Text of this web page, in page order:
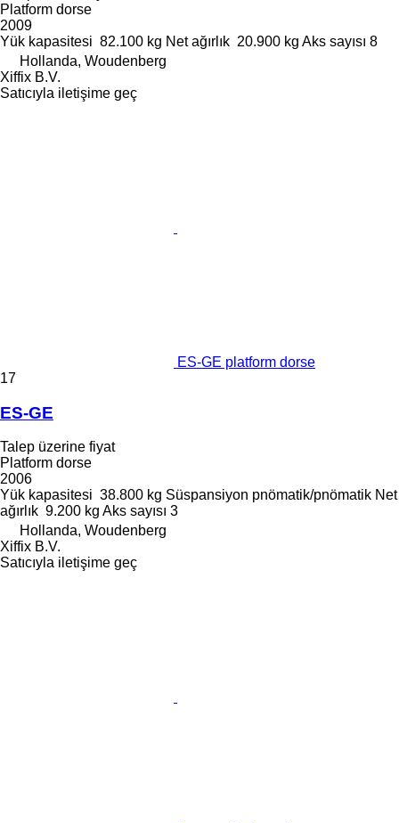
Platform dorse
2009
Yük kapasitesi 82.100 kg Net ağırlık 20.900 kg Aks sayısı 8
Hollanda, Woudenberg
Xiffix B.V.
Satıcıyla iletişime geç
ES-GE platform dorse
17
ES-GE
Talep üzerine fiyat
Platform dorse
2006
Yük kapasitesi 38.800 kg Süspansiyon pnömatik/pnömatik Net
ağırlık 9.200 kg Aks sayısı 3
Hollanda, Woudenberg
Xiffix B.V.
Satıcıyla iletişime geç